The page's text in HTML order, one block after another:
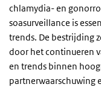
chlamydia- en
soasurveillance is
trends. De bestrijding
door het continueren
en trends binnen
partnerwaarschuwing